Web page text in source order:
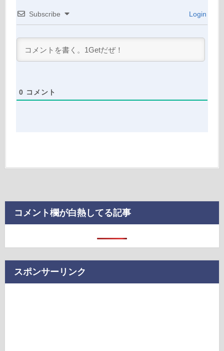
Subscribe Login
0 コメント
コメント欄が白熱してる記事
スポンサーリンク